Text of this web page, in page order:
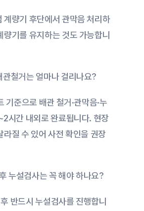
계량기 후단에서 관막음 처리하
량기를 유지하는 것도 가능합니
관철거는 얼마나 걸리나요?
기준으로 배관 철거·관막음·누
시간 내외로 완료됩니다. 현장
라질 수 있어 사전 확인을 권장
누설검사는 꼭 해야 하나요?
반드시 누설검사를 진행합니